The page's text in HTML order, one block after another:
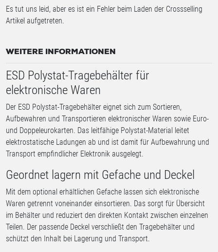
Es tut uns leid, aber es ist ein Fehler beim Laden der Crossselling
Artikel aufgetreten.
WEITERE INFORMATIONEN
ESD Polystat-Tragebehälter für
elektronische Waren
Der ESD Polystat-Tragebehälter eignet sich zum Sortieren,
Aufbewahren und Transportieren elektronischer Waren sowie Euro-
und Doppeleurokarten. Das leitfähige Polystat-Material leitet
elektrostatische Ladungen ab und ist damit für Aufbewahrung und
Transport empfindlicher Elektronik ausgelegt.
Geordnet lagern mit Gefache und Deckel
Mit dem optional erhältlichen Gefache lassen sich elektronische
Waren getrennt voneinander einsortieren. Das sorgt für Übersicht
im Behälter und reduziert den direkten Kontakt zwischen einzelnen
Teilen. Der passende Deckel verschließt den Tragebehälter und
schützt den Inhalt bei Lagerung und Transport.